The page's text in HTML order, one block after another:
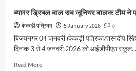
ब्यावर ड्रिबल बाल सब जूनियर बालक टीम ने
केकड़ी पत्रिका 5 January 2026
0
बिजयनगर 04 जनवरी (केकड़ी पत्रिका/तरनदीप
दिनांक 3 से 4 जनवरी 2026 को आईडीपीएस स्कूल...
Read More